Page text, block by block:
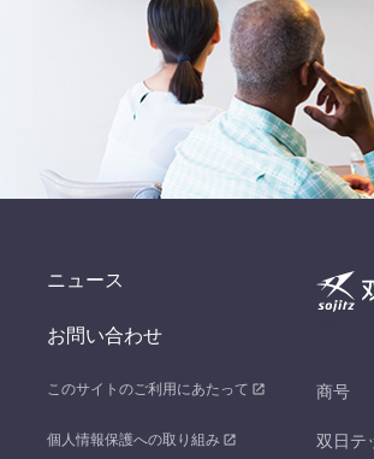
ニュース
お問い合わせ
このサイトのご利用にあたって
個人情報保護への取り組み
商号
双日テ